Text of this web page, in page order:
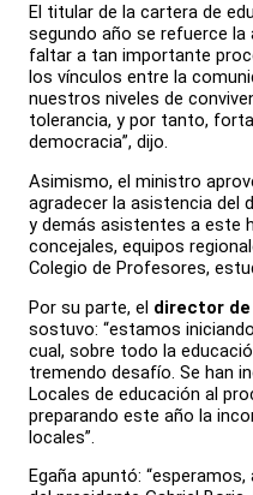
El titular de la cartera de
segundo año se refuerce la
faltar a tan importante
los vínculos entre la
nuestros niveles de
tolerancia, y por tanto,
democracia”, dijo.
Asimismo, el ministro
agradecer la asistencia del
y demás asistentes a este
concejales, equipos
Colegio de Profesores,
Por su parte, el director de
sostuvo: “estamos
cual, sobre todo la
tremendo desafío. Se han
Locales de educación al
preparando este año la
locales”.
Egaña apuntó: